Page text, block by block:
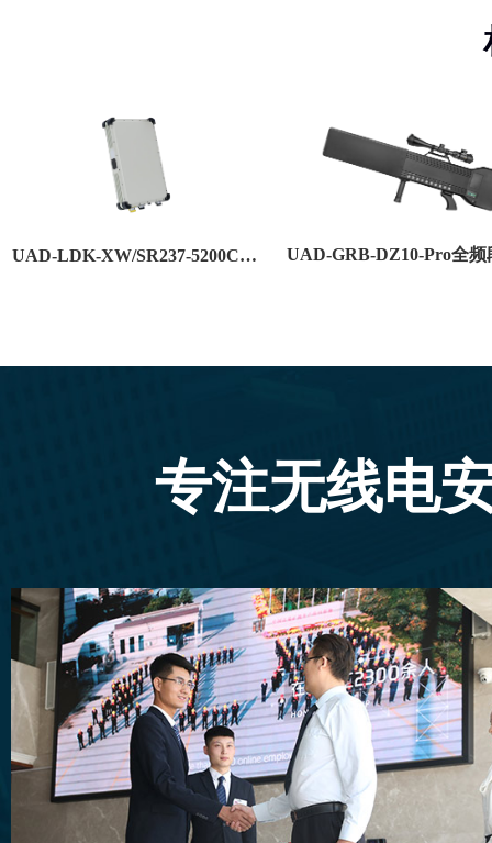
UAD-LDK-XW/SR237-5200C 边海安防雷达
专注无线电